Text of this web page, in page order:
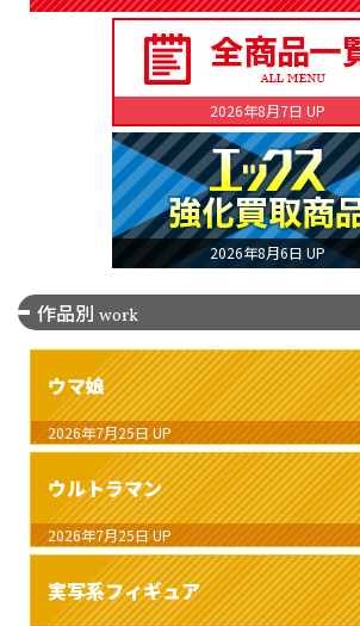
2026年8月7日 UP
2026年8月6日 UP
作品別 work
ウマ娘
2026年7月25日 UP
ウルトラマン
2026年7月25日 UP
実写系フィギュア